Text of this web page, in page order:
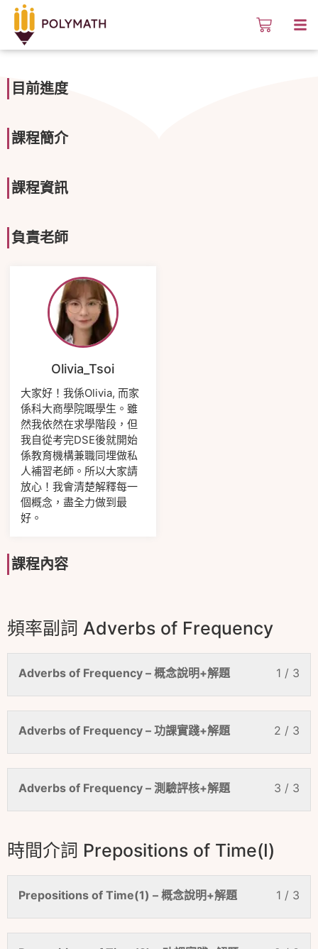
目前進度
課程簡介
課程資訊
負責老師
Olivia_Tsoi
大家好！我係Olivia, 而家
係科大商學院嘅學生。雖
然我依然在求學階段，但
我自從考完DSE後就開始
係教育機構兼職同埋做私
人補習老師。所以大家請
放心！我會清楚解釋每一
個概念，盡全力做到最
好。
課程內容
頻率副詞 Adverbs of Frequency
1 / 3
Adverbs of Frequency – 概念說明+解題
2 / 3
Adverbs of Frequency – 功課實踐+解題
3 / 3
Adverbs of Frequency – 測驗評核+解題
時間介詞 Prepositions of Time(I)
1 / 3
Prepositions of Time(1) – 概念說明+解題